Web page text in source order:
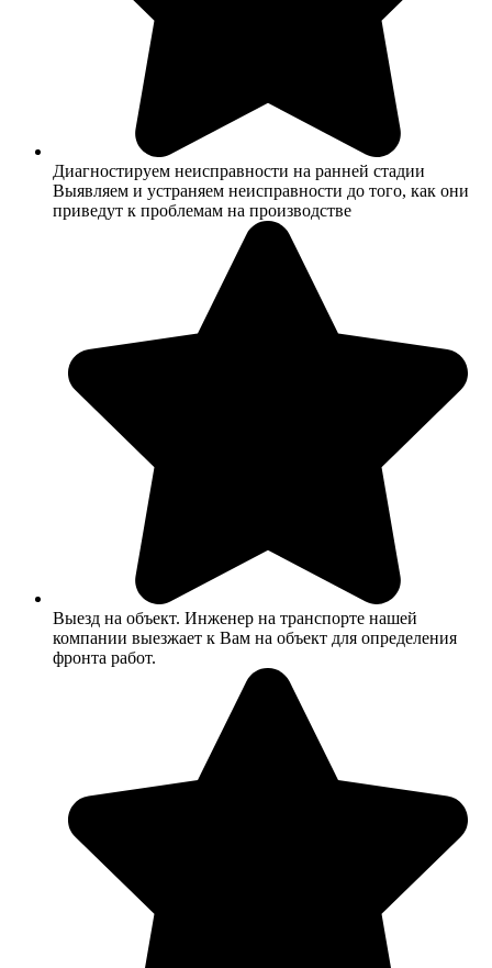
Диагностируем неисправности на ранней стадии
Выявляем и устраняем неисправности до того, как они
приведут к проблемам на производстве
Выезд на объект. Инженер на транспорте нашей
компании выезжает к Вам на объект для определения
фронта работ.